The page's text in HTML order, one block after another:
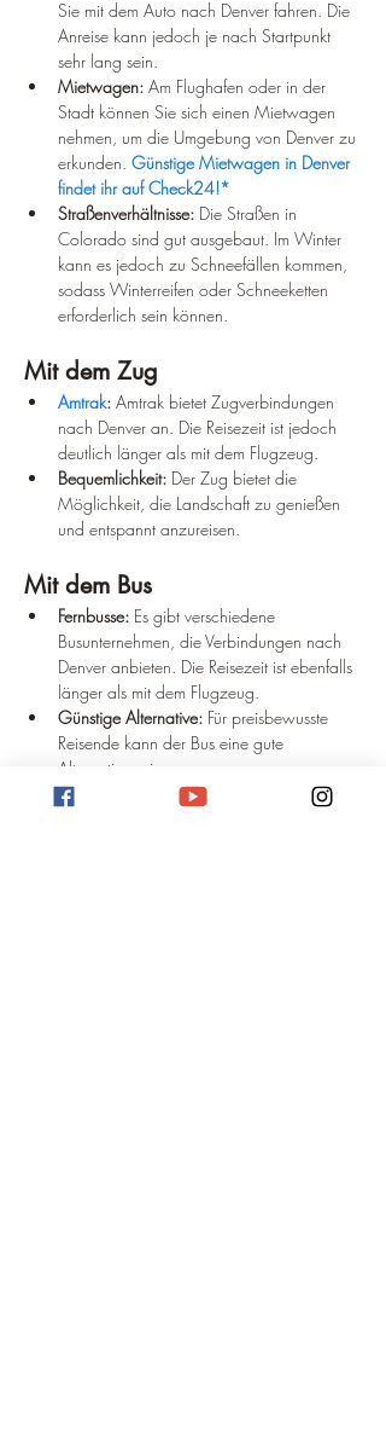
Sie mit dem Auto nach Denver fahren. Die
Anreise kann jedoch je nach Startpunkt
sehr lang sein.
Mietwagen: Am Flughafen oder in der
Stadt können Sie sich einen Mietwagen
nehmen, um die Umgebung von Denver zu
erkunden. Günstige Mietwagen in Denver
findet ihr auf Check24!*
Straßenverhältnisse: Die Straßen in
Colorado sind gut ausgebaut. Im Winter
kann es jedoch zu Schneefällen kommen,
sodass Winterreifen oder Schneeketten
erforderlich sein können.
Mit dem Zug
Amtrak: Amtrak bietet Zugverbindungen
nach Denver an. Die Reisezeit ist jedoch
deutlich länger als mit dem Flugzeug.
Bequemlichkeit: Der Zug bietet die
Möglichkeit, die Landschaft zu genießen
und entspannt anzureisen.
Mit dem Bus
Fernbusse: Es gibt verschiedene
Busunternehmen, die Verbindungen nach
Denver anbieten. Die Reisezeit ist ebenfalls
länger als mit dem Flugzeug.
Günstige Alternative: Für preisbewusste
Reisende kann der Bus eine gute
Alternative sein.